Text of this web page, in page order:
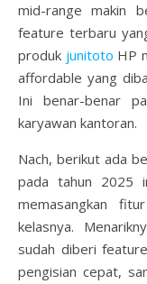
mid-range makin
feature terbaru
produk junitoto HP
affordable yang
Ini benar-benar
karyawan kantoran.
Nach, berikut ada
pada tahun 2025
memasangkan
kelasnya.
sudah diberi
pengisian cepat,